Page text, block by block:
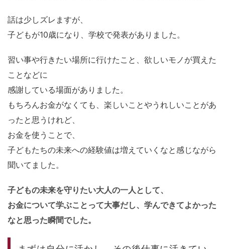
話は少しズレますが、
子どもが10歳になり、学校で発表がありました。
習い事や行きたい場所に行けたこと、欲しいモノが買えた
ことなどに
感謝している場面がありました。
もちろんお金がなくても、楽しいことやうれしいことがあ
ったと思うけれど、
お金を使うことで、
子どもたちの未来への経験値は増えていくなと感じながら
聞いてました。
子どもの未来を守りたい大人の一人として、
お金について学ぶことって大事だし、学んできてよかった
なと思った瞬間でした。